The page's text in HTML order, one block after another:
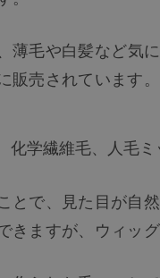
薄毛や白髪など気
販売されています。
化学繊維毛、人毛
とで、見た目が自
きますが、ウィッ